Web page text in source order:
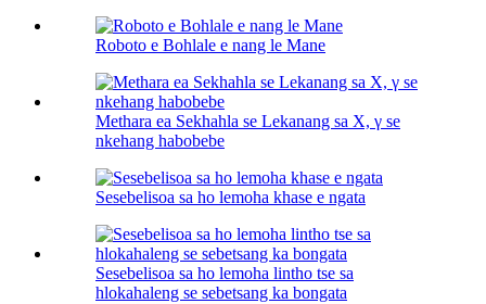
Roboto e Bohlale e nang le Mane
Methara ea Sekhahla se Lekanang sa X, γ se
nkehang habobebe
Sesebelisoa sa ho lemoha khase e ngata
Sesebelisoa sa ho lemoha lintho tse sa
hlokahaleng se sebetsang ka bongata